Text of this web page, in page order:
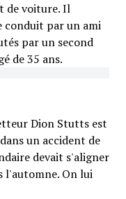
de voiture. Il
conduit par un ami
par un second
de 35 ans.
Dion Stutts est
un accident de
devait s'aligner
l'automne. On lui